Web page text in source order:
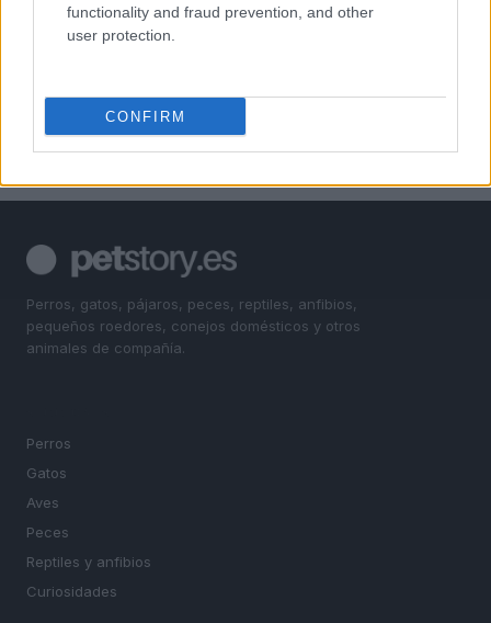
functionality and fraud prevention, and other
user protection.
CONFIRM
Pets Of The Homeless alcanza el hito de 2 millones de
comidas para mascotas en Australia
éxito de las empresas
Perros, gatos, pájaros, peces, reptiles, anfibios,
pequeños roedores, conejos domésticos y otros
animales de compañía.
Perros
Gatos
Aves
Peces
Reptiles y anfibios
Curiosidades